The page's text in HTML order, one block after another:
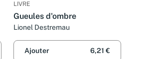
LIVRE
Gueules d'ombre
Lionel Destremau
Ajouter 6,21 €